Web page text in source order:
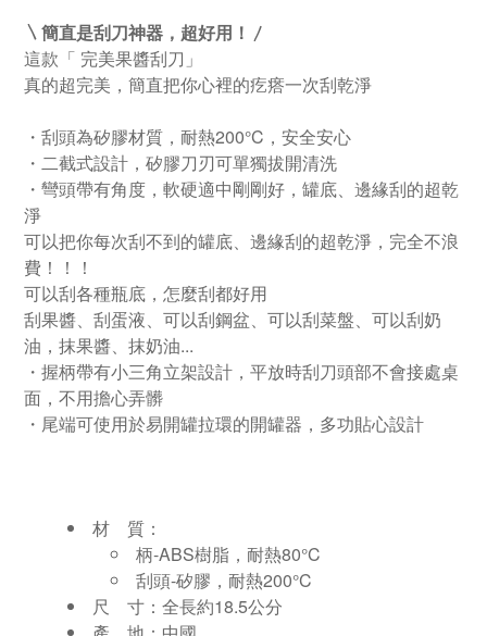
〵簡直是刮刀神器，超好用！ 〳
這款「 完美果醬刮刀」
真的超完美，簡直把你心裡的疙瘩一次刮乾淨
・刮頭為矽膠材質，耐熱200°C，安全安心
・二截式設計，矽膠刀刃可單獨拔開清洗
・彎頭帶有角度， 軟硬適中剛剛好， 罐底、邊緣刮的超乾
淨
可以把你每次刮不到的罐底、邊緣刮的超乾淨，完全不浪
費！！！
可以刮各種瓶底，怎麼刮都好用
刮果醬、刮蛋液、可以刮鋼盆、可以刮菜盤、可以刮奶
油， 抹果醬、抹奶油...
・ 握柄帶有小三角立架設計，平放時刮刀頭部不會接處桌
面，不用擔心弄髒
・尾端可使用於易開罐拉環的開罐器，多功貼心設計
材 質：
柄-ABS樹脂，耐熱80°C
刮頭-矽膠，耐熱200°C
尺 寸： 全長約18.5公分